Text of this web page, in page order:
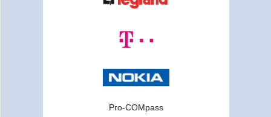
Pro-COMpass